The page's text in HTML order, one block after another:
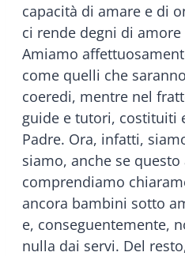
capacità di amare e di
ci rende degni di
Amiamo
come quelli che
coeredi, mentre nel
guide e tutori, costituiti
Padre. Ora, infatti,
siamo, anche se
comprendiamo
ancora bambini sotto
e, conseguentemente,
nulla dai servi. Del